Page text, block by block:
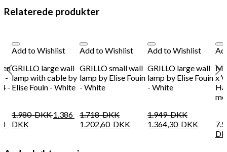
Relaterede produkter
-
-
Add to Wishlist
GRILLO large wall
lamp with cable by
Elise Fouin - White
1.980DKK 1.386
DKK
Add to Wishlist
GRILLO small wall
lamp by Elise Fouin
- White
1.718DKK
1.202,60 DKK
Add to Wishlist
GRILLO large wall
lamp by Elise Fouin
- White
1.949DKK
1.364,30 DKK
x